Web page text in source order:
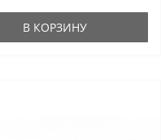
В КОРЗИНУ